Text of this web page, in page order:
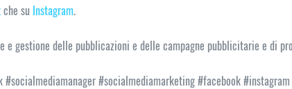
che su Instagram.
e gestione delle pubblicazioni e delle campagne pubblicitarie e di
#socialmediamarketing #facebook #instagram